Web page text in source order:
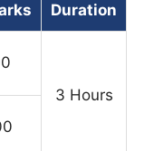
Duration
3 Hours